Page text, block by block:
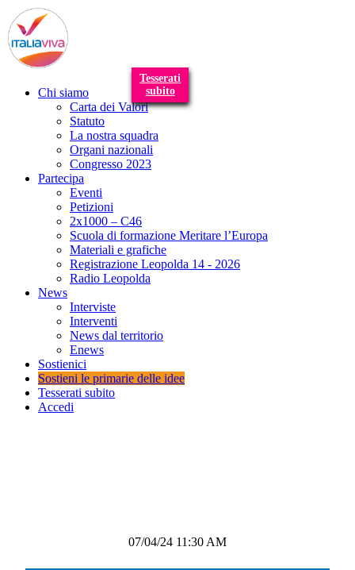
Tesserati
subito
Chi siamo
Carta dei Valori
Statuto
La nostra squadra
Organi nazionali
Congresso 2023
Partecipa
Eventi
Petizioni
2x1000 – C46
Scuola di formazione Meritare l’Europa
Materiali e grafiche
Registrazione Leopolda 14 - 2026
Radio Leopolda
News
Interviste
Interventi
News dal territorio
Enews
Sostienici
Sostieni le primarie delle idee
Tesserati subito
Accedi
07/04/24 11:30 AM